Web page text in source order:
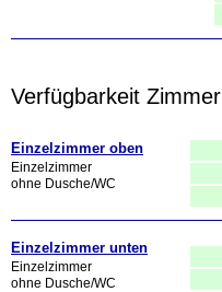
Verfügbarkeit Zimmer
Einzelzimmer oben
Einzelzimmer
ohne Dusche/WC
Einzelzimmer unten
Einzelzimmer
ohne Dusche/WC